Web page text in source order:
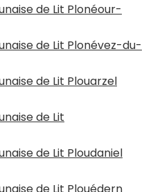
de Lit Plonéour-
de Lit Plonévez-du-
de Lit Plouarzel
de Lit
de Lit Ploudaniel
de Lit Plouédern